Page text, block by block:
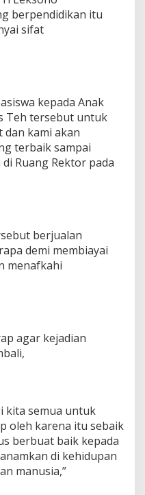
berpendidikan itu
sifat
kepada Anak
Teh tersebut untuk
dan kami akan
terbaik sampai
Ruang Rektor pada
berjualan
demi membiayai
menafkahi
agar kejadian
kita semua untuk
oleh karena itu sebaik
berbuat baik kepada
di kehidupan
manusia,”